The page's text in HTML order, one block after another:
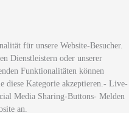
für unsere Website-Besucher.
Dienstleistern oder unserer
Funktionalitäten können
diese Kategorie akzeptieren.- Live-
Media Sharing-Buttons- Melden
an.